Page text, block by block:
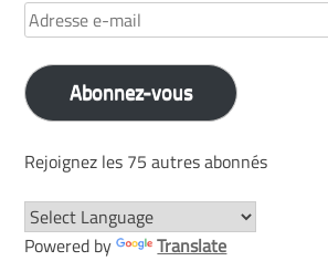
Adresse
e-
mail
Abonnez-vous
Rejoignez les 75 autres abonnés
Powered by Translate